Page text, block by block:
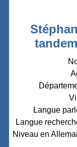
Langue
Langue
Niveau en